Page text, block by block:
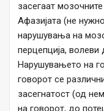
засегаат
Афазијата (не
нарушувања на
перцепција,
Нарушувањето на
говорот се
засегнатост (од
на говорот, до